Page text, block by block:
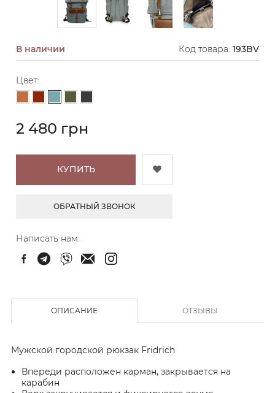
В наличии Код товара: 193BV
Цвет:
2 480 грн
КУПИТЬ
ОБРАТНЫЙ ЗВОНОК
Написать нам:
ОПИСАНИЕ ОТЗЫВЫ
Мужской городской рюкзак Fridrich
Впереди расположен карман, закрывается на
карабин